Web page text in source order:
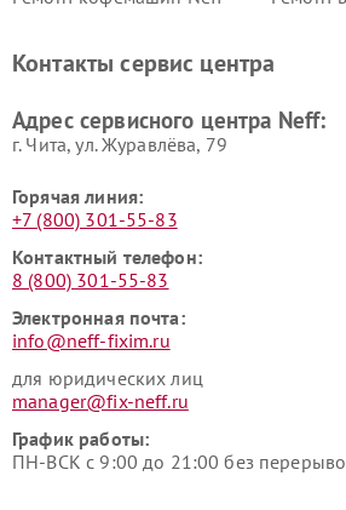
Контакты сервис центра
Адрес сервисного центра Neff:
г. Чита, ул. Журавлёва, 79
Горячая линия:
+7 (800) 301-55-83
Контактный телефон:
8 (800) 301-55-83
Электронная почта:
info@neff-fixim.ru
для юридических лиц
manager@fix-neff.ru
График работы:
ПН-ВСК с 9:00 до 21:00 без